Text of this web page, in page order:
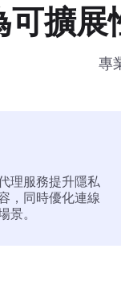
可擴展
專
理服務提升隱私
，同時優化連線
景。